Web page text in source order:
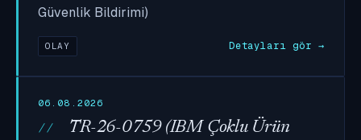
Güvenlik Bildirimi)
OLAY Detayları gör →
06.08.2026
TR-26-0759 (IBM Çoklu Ürün